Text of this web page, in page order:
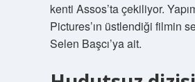
kenti Assos’ta çekiliyor.
Pictures’ın üstlendiği filmin
Selen Başcı’ya ait.